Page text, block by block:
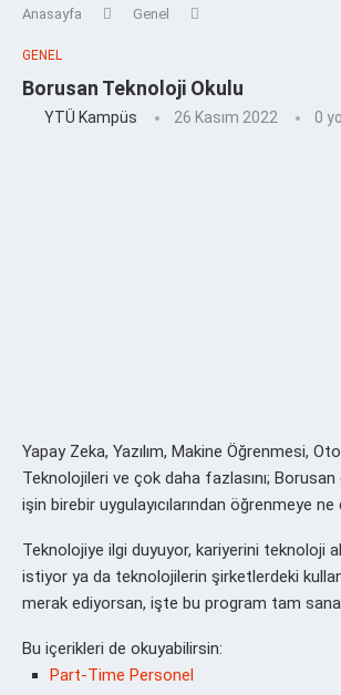
Anasayfa Genel
GENEL
Borusan Teknoloji Okulu
YTÜ Kampüs 26 Kasım 2022 0
Yapay Zeka, Yazılım, Makine Öğrenmesi,
Teknolojileri ve çok daha fazlasını; Borusan
işin birebir uygulayıcılarından öğrenmeye ne
Teknolojiye ilgi duyuyor, kariyerini teknoloji
istiyor ya da teknolojilerin şirketlerdeki
merak ediyorsan, işte bu program tam
Bu içerikleri de okuyabilirsin:
Part-Time Personel